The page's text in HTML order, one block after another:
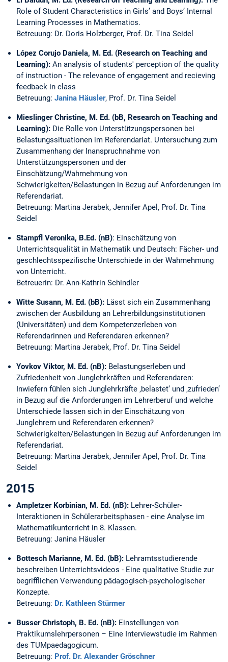
Role of Student Characteristics in Girls’ and Boys’ Internal
Learning Processes in Mathematics.
Betreuung: Dr. Doris Holzberger, Prof. Dr. Tina Seidel
López Corujo Daniela, M. Ed. (Research on Teaching and
Learning): An analysis of students' perception of the quality
of instruction - The relevance of engagement and recieving
feedback in class
Betreuung: Janina Häusler, Prof. Dr. Tina Seidel
Mieslinger Christine, M. Ed. (bB, Research on Teaching and
Learning): Die Rolle von Unterstützungspersonen bei
Belastungssituationen im Referendariat. Untersuchung zum
Zusammenhang der Inanspruchnahme von
Unterstützungspersonen und der
Einschätzung/Wahrnehmung von
Schwierigkeiten/Belastungen in Bezug auf Anforderungen im
Referendariat.
Betreuung: Martina Jerabek, Jennifer Apel, Prof. Dr. Tina
Seidel
Stampfl Veronika, B.Ed. (nB): Einschätzung von
Unterrichtsqualität in Mathematik und Deutsch: Fächer- und
geschlechtsspezifische Unterschiede in der Wahrnehmung
von Unterricht.
Betreuerin: Dr. Ann-Kathrin Schindler
Witte Susann, M. Ed. (bB): Lässt sich ein Zusammenhang
zwischen der Ausbildung an Lehrerbildungsinstitutionen
(Universitäten) und dem Kompetenzerleben von
Referendarinnen und Referendaren erkennen?
Betreuung: Martina Jerabek, Prof. Dr. Tina Seidel
Yovkov Viktor, M. Ed. (nB): Belastungserleben und
Zufriedenheit von Junglehrkräften und Referendaren:
Inwiefern fühlen sich Junglehrkräfte ‚belastet‘ und ‚zufrieden‘
in Bezug auf die Anforderungen im Lehrerberuf und welche
Unterschiede lassen sich in der Einschätzung von
Junglehrern und Referendaren erkennen?
Schwierigkeiten/Belastungen in Bezug auf Anforderungen im
Referendariat.
Betreuung: Martina Jerabek, Jennifer Apel, Prof. Dr. Tina
Seidel
2015
Ampletzer Korbinian, M. Ed. (nB): Lehrer-Schüler-
Interaktionen in Schülerarbeitsphasen - eine Analyse im
Mathematikunterricht in 8. Klassen.
Betreuung: Janina Häusler
Bottesch Marianne, M. Ed. (bB): Lehramtsstudierende
beschreiben Unterrichtsvideos - Eine qualitative Studie zur
begrifflichen Verwendung pädagogisch-psychologischer
Konzepte.
Betreuung: Dr. Kathleen Stürmer
Busser Christoph, B. Ed. (nB): Einstellungen von
Praktikumslehrpersonen – Eine Interviewstudie im Rahmen
des TUMpaedagogicum.
Betreuung: Prof. Dr. Alexander Gröschner